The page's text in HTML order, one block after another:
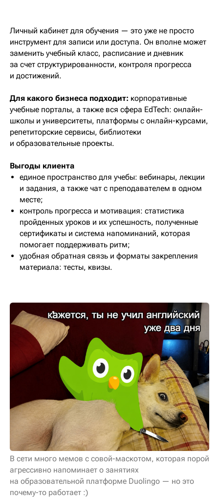
Личный кабинет для обучения — это уже не просто
инструмент для записи или доступа. Он вполне может
заменить учебный класс, расписание и дневник
за счет структурированности, контроля прогресса
и достижений.
Для какого бизнеса подходит: корпоративные
учебные порталы, а также вся сфера EdTech: онлайн-
школы и университеты, платформы с онлайн-курсами,
репетиторские сервисы, библиотеки
и образовательные проекты.
Выгоды клиента
единое пространство для учебы: вебинары, лекции
и задания, а также чат с преподавателем в одном
месте;
контроль прогресса и мотивация: статистика
пройденных уроков и их успешность, полученные
сертификаты и система напоминаний, которая
помогает поддерживать ритм;
удобная обратная связь и форматы закрепления
материала: тесты, квизы.
В сети много мемов с совой-маскотом, которая порой
агрессивно напоминает о занятиях
на образовательной платформе Duolingo — но это
почему-то работает :)